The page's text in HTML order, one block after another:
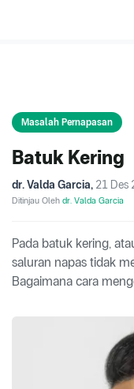
Masalah Pernapasan
Batuk Kering
dr. Valda Garcia, 21 Des
Ditinjau Oleh dr. Valda Garcia
Pada batuk kering,
saluran napas tidak
Bagaimana cara